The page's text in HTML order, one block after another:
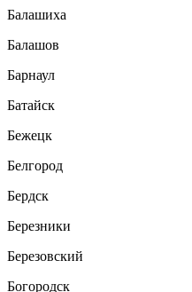
Балашиха
Балашов
Барнаул
Батайск
Бежецк
Белгород
Бердск
Березники
Березовский
Богородск